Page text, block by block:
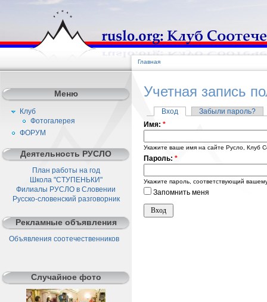
Главная
Учетная запись
Вход
Забыли пароль?
Имя: *
Укажите ваше имя на сайте Русло, Клуб
Пароль: *
Укажите пароль, соответствующий
Запомнить меня
Меню
Клуб
Фотогалерея
ФОРУМ
Деятельность РУСЛО
План работы на год
Школа "СТУПЕНЬКИ"
Филиалы РУСЛО в Словении
Русско-словенский разговорник
Рекламные объявления
Объявления соотечественников
Случайное фото